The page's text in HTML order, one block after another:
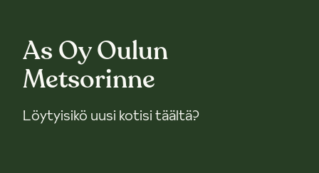
As Oy Oulun
Metsorinne
Löytyisikö uusi kotisi täältä?